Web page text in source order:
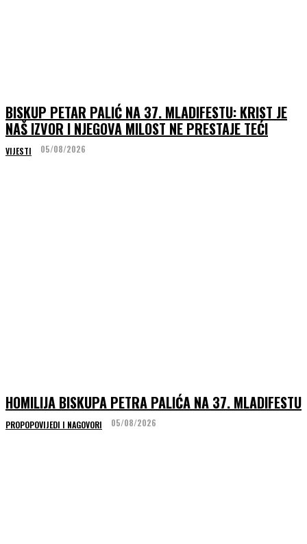
BISKUP PETAR PALIĆ NA 37. MLADIFESTU: KRIST JE
NAŠ IZVOR I NJEGOVA MILOST NE PRESTAJE TEĆI
VIJESTI 05/08/2026
HOMILIJA BISKUPA PETRA PALIĆA NA 37. MLADIFESTU
PROPOPOVIJEDI I NAGOVORI 05/08/2026